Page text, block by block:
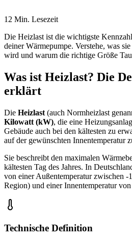
12 Min. Lesezeit
Die Heizlast ist die wichtigste
deiner Wärmepumpe. Verstehe, was
wird und warum die richtige Größe
Was ist Heizlast? Die
erklärt
Die Heizlast (auch Normheizlast
Kilowatt (kW), die eine
Gebäude auch bei den kältesten zu
auf der gewünschten Innentemperatur
Sie beschreibt den maximalen
kältesten Tag des Jahres. In
von einer Außentemperatur zwischen -
Region) und einer Innentemperatur von
Technische Definition